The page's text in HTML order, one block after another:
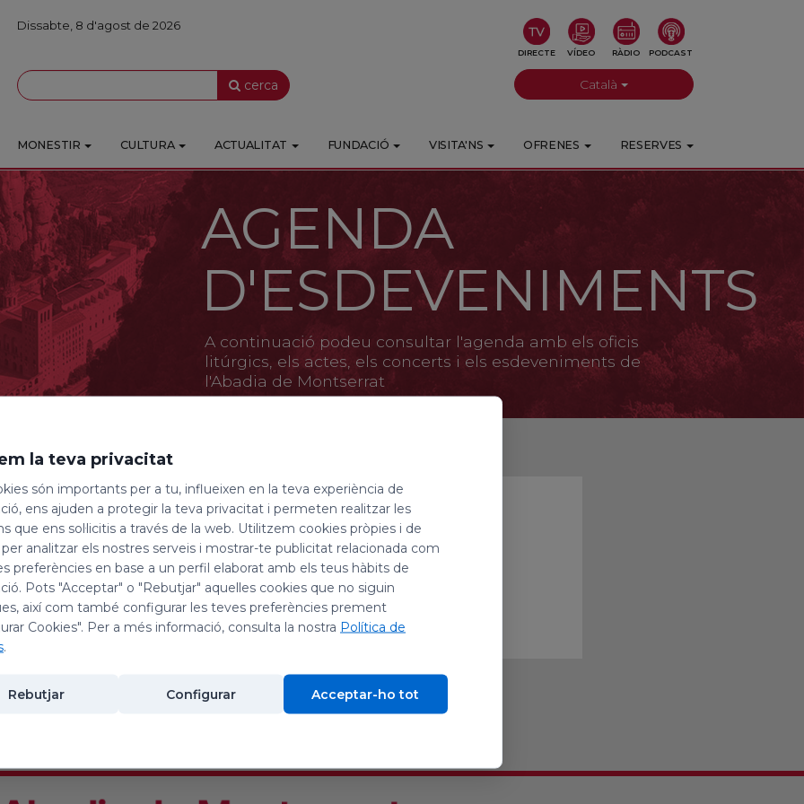
Dissabte, 8 d'agost de 2026
cerca
DIRECTE VÍDEO RÀDIO PODCAST
Català
MONESTIR CULTURA ACTUALITAT FUNDACIÓ VISITA'NS OFRENES RESERVES
AGENDA
D'ESDEVENIMENTS
A continuació podeu consultar l'agenda amb els oficis
litúrgics, els actes, els concerts i els esdeveniments de
l'Abadia de Montserrat
Canyelles - Montserrat
la teva privacitat
són importants per a tu, influeixen en la teva experiència de
ens ajuden a protegir la teva privacitat i permeten realitzar les
que ens sol·licitis a través de la web. Utilitzem cookies pròpies i de
analitzar els nostres serveis i mostrar-te publicitat relacionada com
preferències en base a un perfil elaborat amb els teus hàbits de
Pots "Acceptar" o "Rebutjar" aquelles cookies que no siguin
així com també configurar les teves preferències prement
Cookies". Per a més informació, consulta la nostra Política de
.
Rebutjar Configurar Acceptar-ho tot